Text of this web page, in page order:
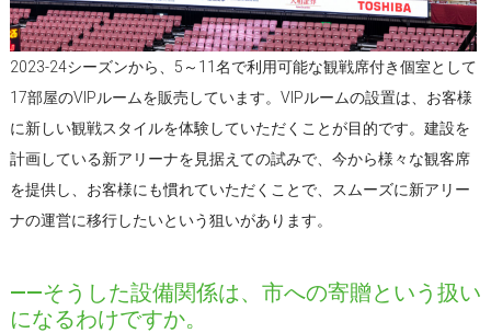
2023-24シーズンから、5～11名で利用可能な観戦席付き個室として
17部屋のVIPルームを販売しています。VIPルームの設置は、お客様
に新しい観戦スタイルを体験していただくことが目的です。建設を
計画している新アリーナを見据えての試みで、今から様々な観客席
を提供し、お客様にも慣れていただくことで、スムーズに新アリー
ナの運営に移行したいという狙いがあります。
――そうした設備関係は、市への寄贈という扱い
になるわけですか。